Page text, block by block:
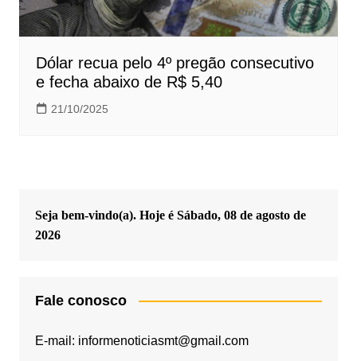
Dólar recua pelo 4º pregão consecutivo
e fecha abaixo de R$ 5,40
21/10/2025
Seja bem-vindo(a). Hoje é Sábado, 08 de agosto de
2026
Fale conosco
E-mail: informenoticiasmt@gmail.com